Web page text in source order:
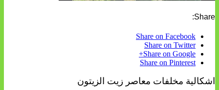
Share:
Share on Facebook
Share on Twitter
Share on Google+
Share on Pinterest
اشكالية مخلفات معاصر زيت الزيتون